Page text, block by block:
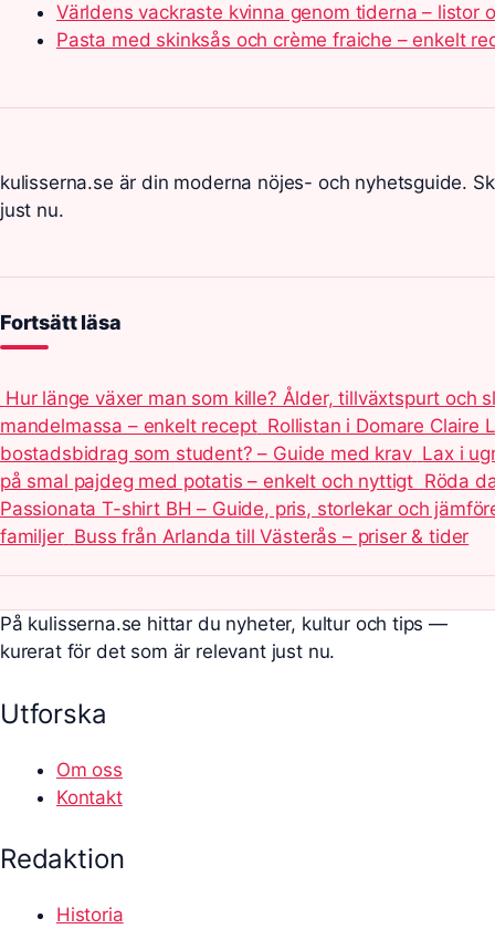
Världens vackraste kvinna genom tiderna – listor
Pasta med skinksås och crème fraiche – enkelt
kulisserna.se är din moderna nöjes- och nyhetsguide.
just nu.
Fortsätt läsa
Hur länge växer man som kille? Ålder, tillväxtspurt och
mandelmassa – enkelt recept Rollistan i Domare Claire
bostadsbidrag som student? – Guide med krav Lax i
på smal pajdeg med potatis – enkelt och nyttigt Röda
Passionata T-shirt BH – Guide, pris, storlekar och
familjer Buss från Arlanda till Västerås – priser & tider
På kulisserna.se hittar du nyheter, kultur och tips —
kurerat för det som är relevant just nu.
Utforska
Om oss
Kontakt
Redaktion
Historia